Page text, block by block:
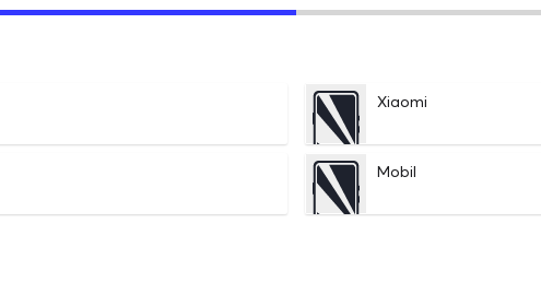
Xiaomi
Mobil